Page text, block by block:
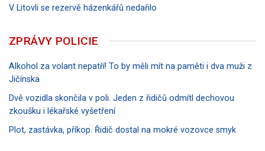
V Litovli se rezervě házenkářů nedařilo
ZPRÁVY POLICIE
Alkohol za volant nepatří! To by měli mít na paměti i dva muži z
Jičínska
Dvě vozidla skončila v poli. Jeden z řidičů odmítl dechovou
zkoušku i lékařské vyšetření
Plot, zastávka, příkop. Řidič dostal na mokré vozovce smyk